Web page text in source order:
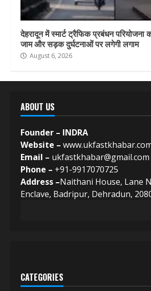
देहरादून में स्मार्ट ट्रैफिक प्रबंधन परियोजना
जाम और सड़क दुर्घटनाओं पर लगेगी लगाम
August 6, 2026
ABOUT US
Founder – INDRA
Website –
Email – ukfastkhabar@gmail.com
Phone – +91-9917070725
Address –Naithani House, Lane
Enclave, Badripur, Dehradun,
CATEGORIES